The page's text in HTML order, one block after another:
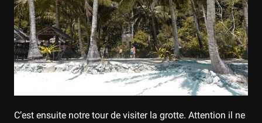
C’est ensuite notre tour de visiter la grotte. Attention il ne